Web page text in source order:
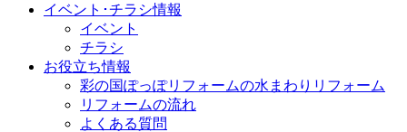
イベント･チラシ情報
イベント
チラシ
お役立ち情報
彩の国ぽっぽリフォームの水まわりリフォーム
リフォームの流れ
よくある質問